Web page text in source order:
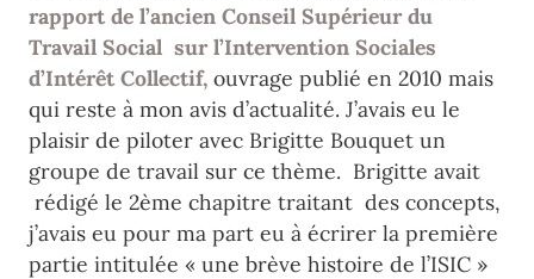
rapport de l’ancien Conseil Supérieur du
Travail Social sur l’Intervention Sociales
d’Intérêt Collectif, ouvrage publié en 2010 mais
qui reste à mon avis d’actualité. J’avais eu le
plaisir de piloter avec Brigitte Bouquet un
groupe de travail sur ce thème. Brigitte avait
rédigé le 2ème chapitre traitant des concepts,
j’avais eu pour ma part eu à écrirer la première
partie intitulée « une brève histoire de l’ISIC »